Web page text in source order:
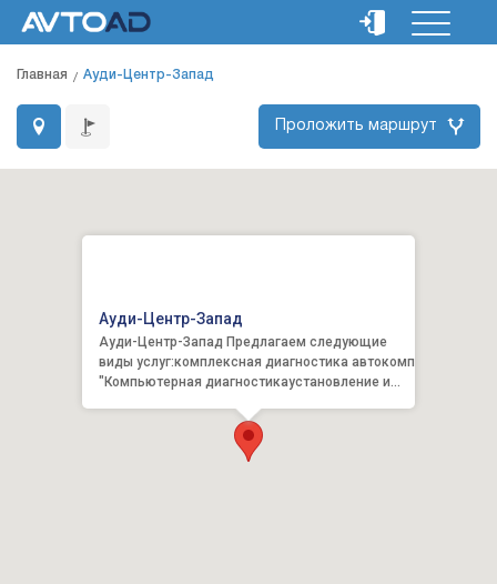
Главная Ауди-Центр-Запад
Проложить маршрут
Ауди-Центр-Запад
Ауди-Центр-Запад Предлагаем следующие
виды услуг:комплексная диагностика автокомп
"Компьютерная диагностикаустановление и